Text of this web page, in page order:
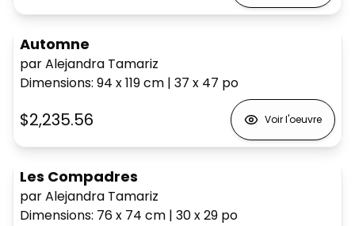
Automne
par Alejandra Tamariz
Dimensions: 94 x 119cm | 37 x 47 po
$2,235.56 Voir l'oeuvre
Les Compadres
par Alejandra Tamariz
Dimensions: 76 x 74 cm | 30 x 29 po